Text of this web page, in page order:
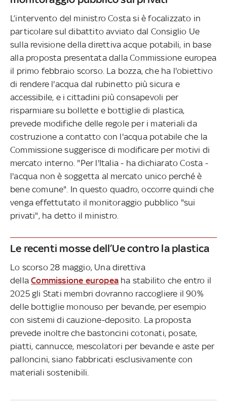
L’intervento del ministro Costa si è focalizzato in
particolare sul dibattito avviato dal Consiglio Ue
sulla revisione della direttiva acque potabili, in base
alla proposta presentata dalla Commissione europea
il primo febbraio scorso. La bozza, che ha l'obiettivo
di rendere l'acqua dal rubinetto più sicura e
accessibile, e i cittadini più consapevoli per
risparmiare su bollette e bottiglie di plastica,
prevede modifiche delle regole per i materiali da
costruzione a contatto con l'acqua potabile che la
Commissione suggerisce di modificare per motivi di
mercato interno. "Per l'Italia - ha dichiarato Costa -
l'acqua non è soggetta al mercato unico perché è
bene comune". In questo quadro, occorre quindi che
venga effettutato il monitoraggio pubblico "sui
privati", ha detto il ministro.
Le recenti mosse dell’Ue contro la plastica
Lo scorso 28 maggio, Una direttiva
dellaCommissione europea ha stabilito che entro il
2025 gli Stati membri dovranno raccogliere il 90%
delle bottiglie monouso per bevande, per esempio
con sistemi di cauzione-deposito. La proposta
prevede inoltre che bastoncini cotonati, posate,
piatti, cannucce, mescolatori per bevande e aste per
palloncini, siano fabbricati esclusivamente con
materiali sostenibili.